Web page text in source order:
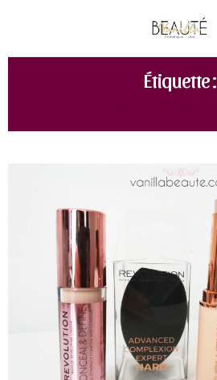
Étiquette :